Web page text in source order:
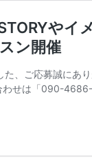
や
ン開催
、ご応募誠にあ
わせは「090-